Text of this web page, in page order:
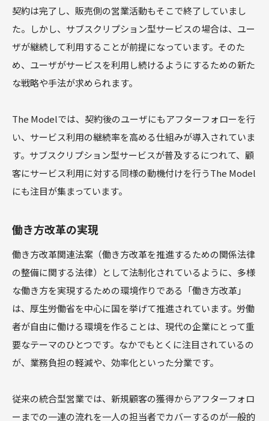
契約は完了し、販売側の営業活動もそこで終了していまし
た。しかし、サブスクリプション型サービスの場合は、ユー
ザが継続して利用することが前提になっています。そのた
め、ユーザがサービスを利用し続けるようにするための新た
な戦略や手法が求められます。
The Modelでは、契約後のユーザにもアフターフォローを行
い、サービス利用の継続率を高める仕組みが導入されていま
す。サブスクリプション型サービスが普及するにつれて、顧
客にサービス利用に対する同様の動機付けを行うThe Model
にも注目が集まっています。
働き方改革の実現
働き方改革関連法案（働き方改革を推進するための関係法律
の整備に関する法律）として法制化されているように、多様
な働き方を実現するための環境作りである「働き方改革」
は、厚生労働省を中心に国を挙げて推進されています。労働
者が自由に働ける環境を作ることは、現代の企業にとって重
要なテーマのひとつです。なかでもとくに注目されているの
が、業務負担の軽減や、効率化といった分業です。
従来の統合型営業では、新規顧客の獲得からアフターフォロ
ーまでの一連の流れを一人の担当者でカバーするのが一般的